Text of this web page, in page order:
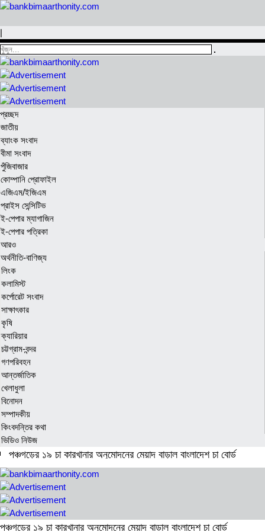
|
প্রচ্ছদ
জাতীয়
ব্যাংক সংবাদ
বীমা সংবাদ
পুঁজিবাজার
কোম্পানি প্রোফাইল
এজিএম/ইজিএম
প্রাইস সেন্সিটিভ
ই-পেপার ম্যাগাজিন
ই-পেপার পত্রিকা
আরও
অর্থনীতি-বাণিজ্য
লিংক
কলামিস্ট
কর্পোরেট সংবাদ
সাক্ষাৎকার
কৃষি
ক্যারিয়ার
চট্টগ্রাম-বন্দর
গণপরিবহন
আন্তর্জাতিক
খেলাধুলা
বিনোদন
সম্পাদকীয়
কিংবদন্তির কথা
ভিডিও নিউজ
পঞ্চগড়ের ১৯ চা কারখানার অনুমোদনের মেয়াদ বাড়াল বাংলাদেশ চা বোর্ড
জাল শেয়ার জামানতে ঋণ: ঢাকা ব্যাংকের সাবেক চার কর্মকর্তার সর্বোচ্চ ১০
বছরের কারাদণ্ড
বীমা দাবি নিষ্পত্তিতে বাধ্যতামূলক অডিট রিপোর্টে আপত্তি বিআইএর
পঞ্চগড়ের ১৯ চা কারখানার অনুমোদনের মেয়াদ বাড়াল বাংলাদেশ চা বোর্ড